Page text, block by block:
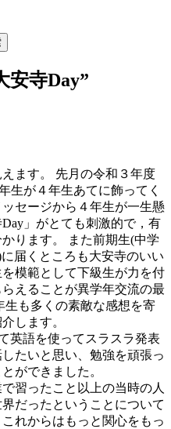
安寺Day”
ます。 先月の令和３年度
生が４年生あてに飾ってく
セージから４年生が一生懸
」がとても刺激的で，有
ります。 また前期生(中学
届くところも大安寺のいい
模範として下級生が力を付
えることが異学年交流の最
生も多くの素敵な感想を寄
します。
英語を使ってスラスラ発表
たいと思い、勉強を頑張っ
ができました。
習ったこと以上の当時の人
だったということについて
れからはもっと関心をもっ